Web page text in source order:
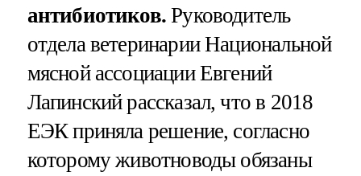
антибиотиков. Руководитель
отдела ветеринарии Национальной
мясной ассоциации Евгений
Лапинский рассказал, что в 2018
ЕЭК приняла решение, согласно
которому животноводы обязаны